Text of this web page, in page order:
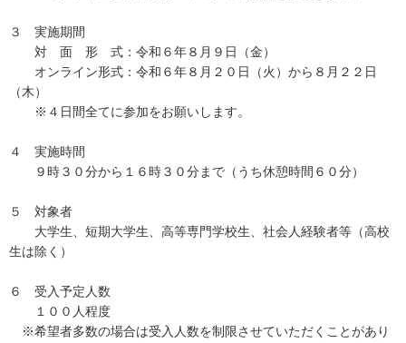
３ 実施期間
対 面 形 式：令和６年８月９日（金）
オンライン形式：令和６年８月２０日（火）から８月２２日
（木）
※４日間全てに参加をお願いします。
４ 実施時間
９時３０分から１６時３０分まで（うち休憩時間６０分）
５ 対象者
大学生、短期大学生、高等専門学校生、社会人経験者等（高校
生は除く）
６ 受入予定人数
１００人程度
※希望者多数の場合は受入人数を制限させていただくことがあり